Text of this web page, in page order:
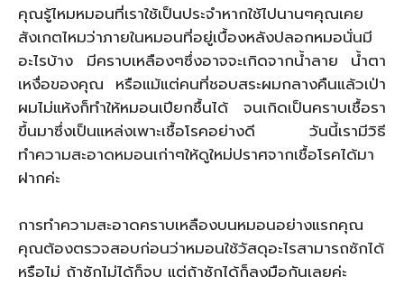
คุณรู้ไหมหมอนที่เราใช้เป็นประจำหากใช้ไปนานๆคุณเคย
สังเกตไหมว่าภายในหมอนที่อยู่เบื้องหลังปลอกหมอนั่นมี
อะไรบ้าง มีคราบเหลืองๆซึ่งอาจจะเกิดจากน้ำลาย น้ำตา
เหงื่อของคุณ หรือแม้แต่คนที่ชอบสระผมกลางคืนแล้วเป่า
ผมไม่แห้งก็ทำให้หมอนเปียกชื้นได้ จนเกิดเป็นคราบเชื้อรา
ขึ้นมาซึ่งเป็นแหล่งเพาะเชื้อโรคอย่างดี วันนี้เรามีวิธี
ทำความสะอาดหมอนเก่าๆให้ดูใหม่ปราศจากเชื้อโรคได้มา
ฝากค่ะ
การทำความสะอาดคราบเหลืองบนหมอนอย่างแรกคุณ
คุณต้องตรวจสอบก่อนว่าหมอนใช้วัสดุอะไรสามารถซักได้
หรือไม่ ถ้าซักไม่ได้ก็จบ แต่ถ้าซักได้ก็ลงมือกันเลยค่ะ